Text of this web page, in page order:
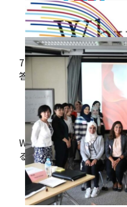
71％の管理職が「バイア
答〜管理職向けe-
イアス編〜
Why Diversity #3 「21世
る〜無意識バイアス編〜